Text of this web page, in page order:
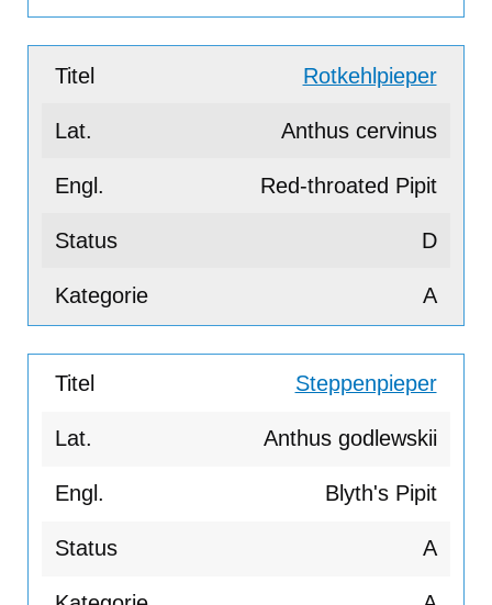
Rotkehlpieper
Anthus cervinus
Red-throated Pipit
D
A
Steppenpieper
Anthus godlewskii
Blyth's Pipit
A